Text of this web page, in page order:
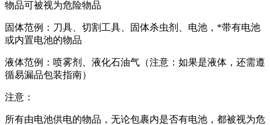
物品可被视为危险物品
固体范例：刀具、切割工具、固体杀虫剂、电池，*带有电池
或内置电池的物品
液体范例：喷雾剂、液化石油气（注意：如果是液体，还需遵
循易漏品包装指南）
注意：
所有由电池供电的物品，无论包裹内是否有电池，都被视为危